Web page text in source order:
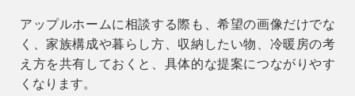
アップルホームに相談する際も、希望の画像だけでな
く、家族構成や暮らし方、収納したい物、冷暖房の考
え方を共有しておくと、具体的な提案につながりやす
くなります。